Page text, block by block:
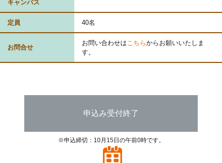
キャンパス
定員 40名
お問合せ
お問い合わせはこちらからお願いいたしま
す。
申込み受付終了
※申込締切：10月15日の午前0時です。